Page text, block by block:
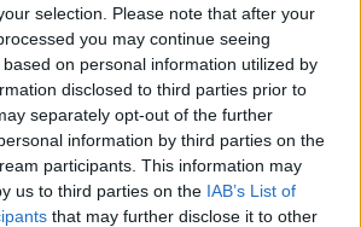
selection. Please note that after your
you may continue seeing
on personal information utilized by
disclosed to third parties prior to
separately opt-out of the further
information by third parties on the
participants. This information may
us to third parties on the IAB’s List of
that may further disclose it to other
et a donc besoin d’eau pour
préparer à affronter la journée.
matin peut également aider à
digestifet à stimuler votre
pendant et après l’exercice